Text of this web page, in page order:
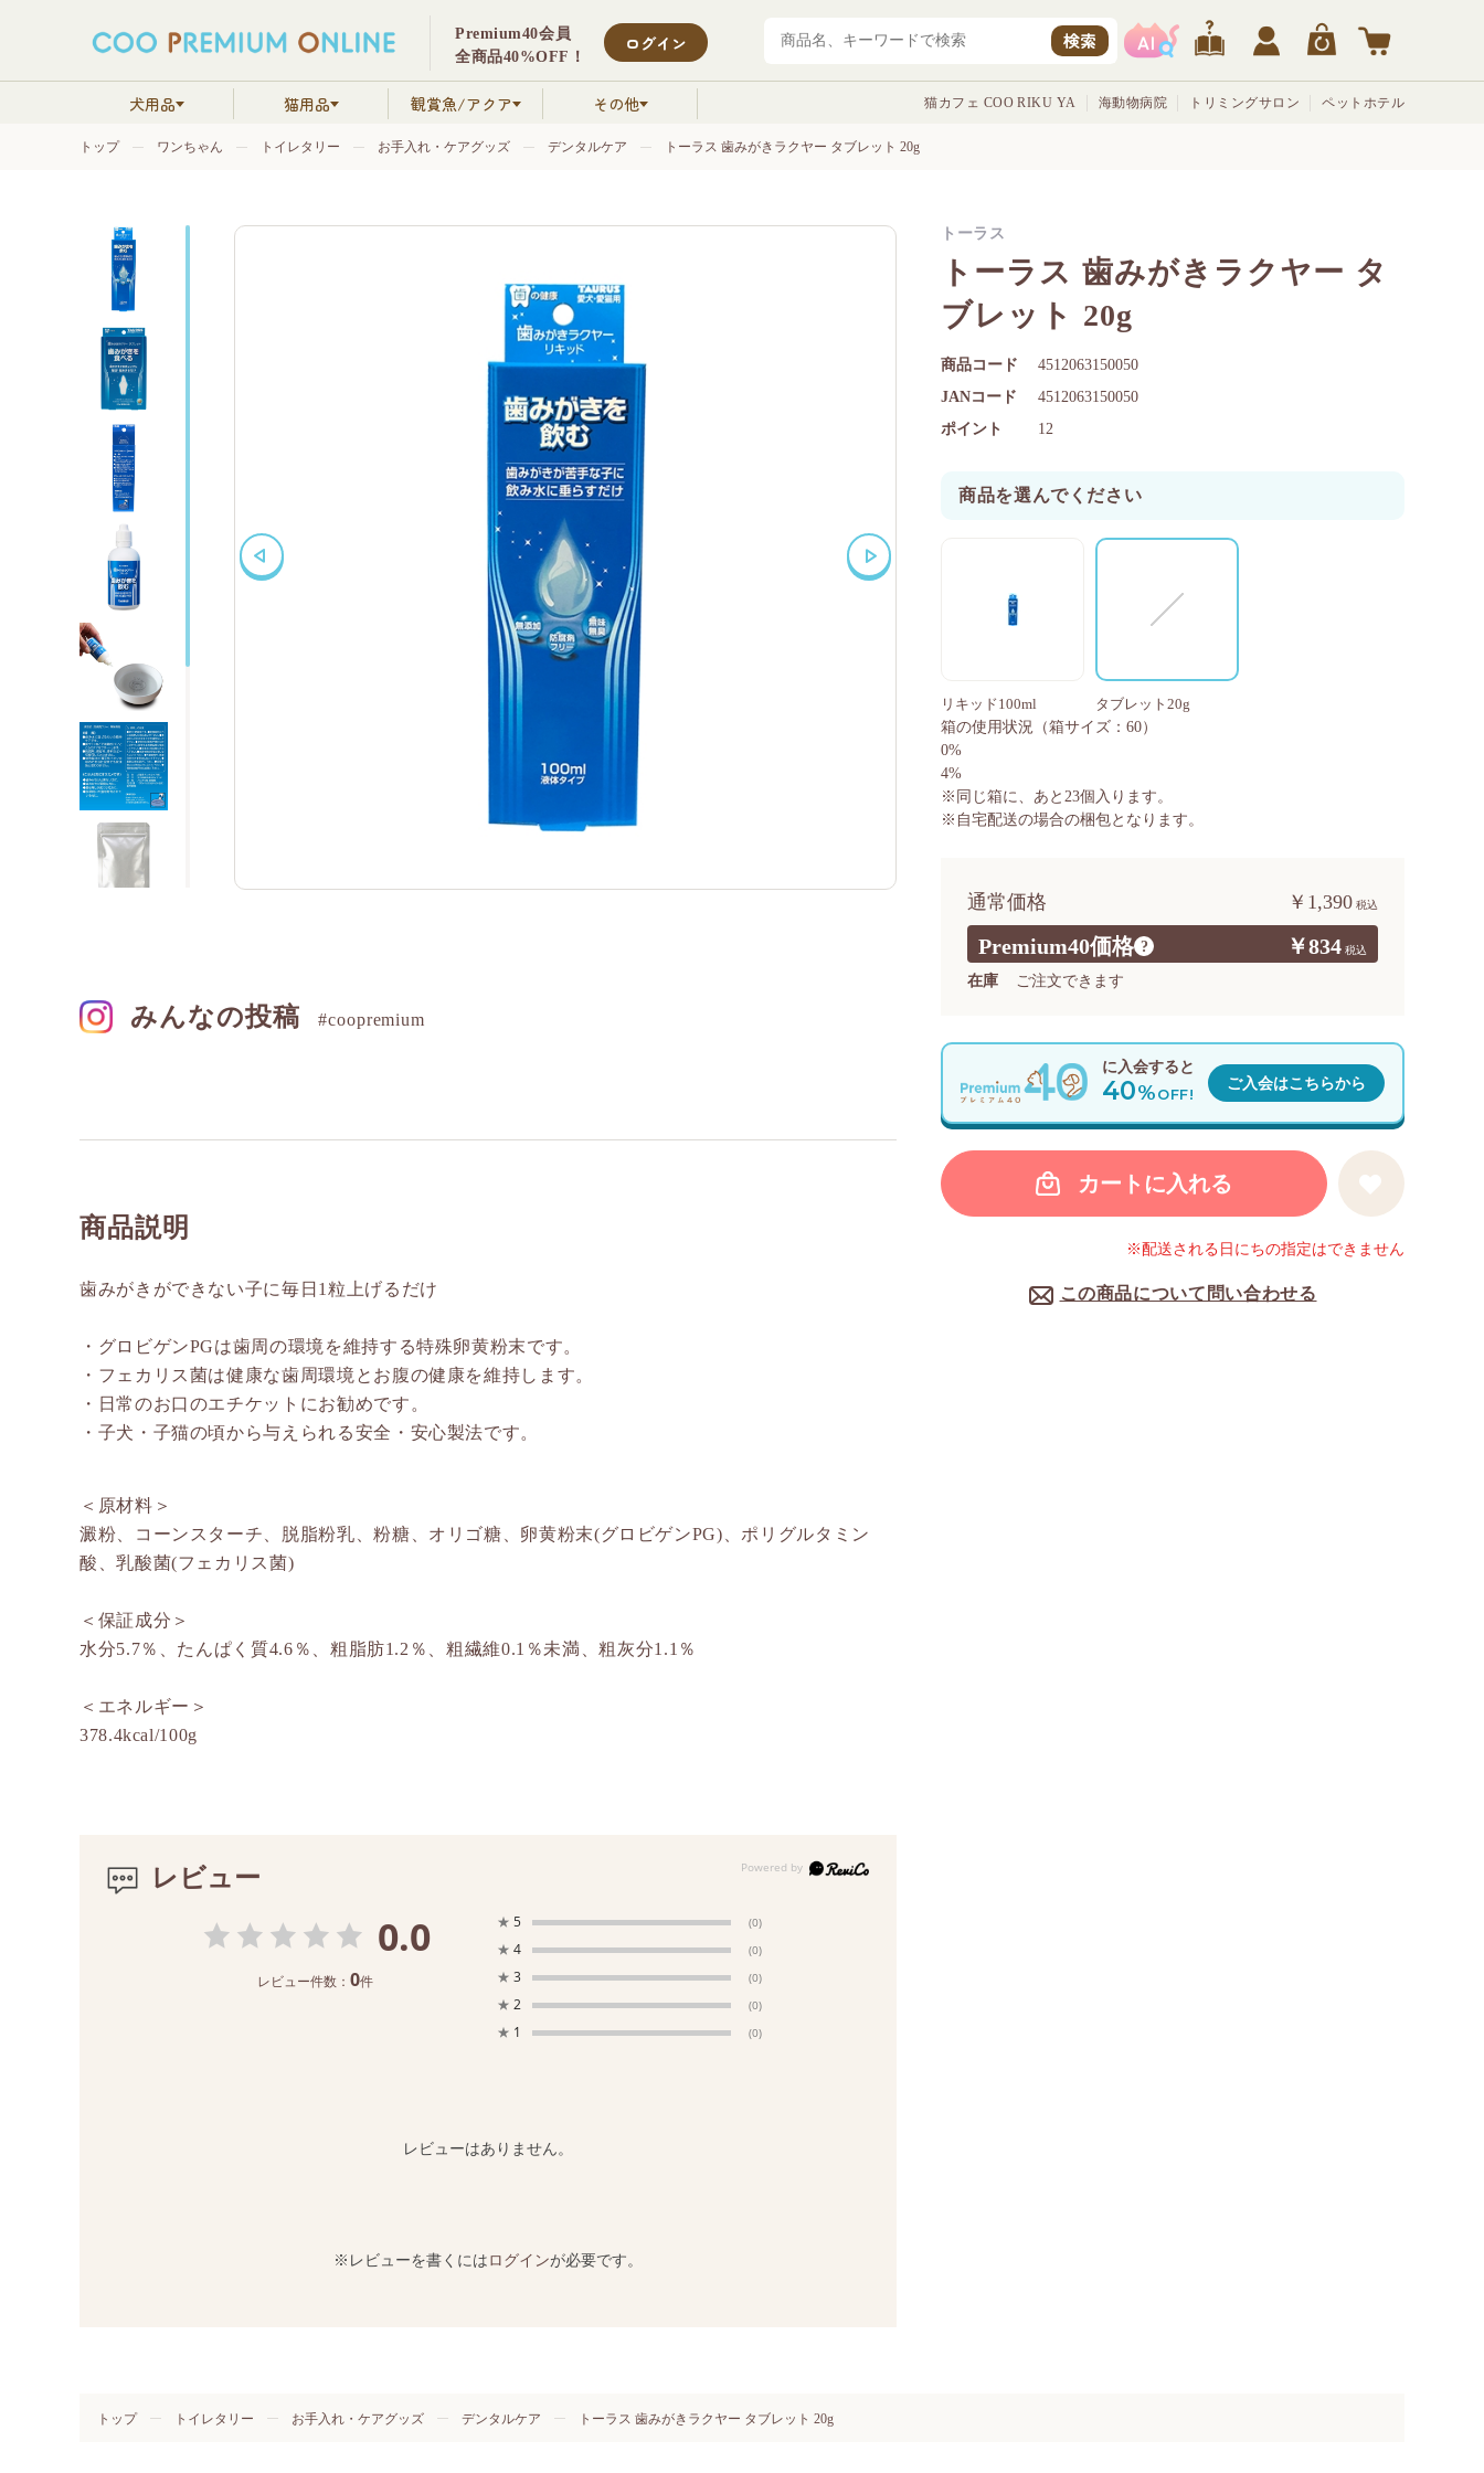
Premium40会員
全商品40%OFF！
ログイン 検索
犬用品 猫用品 観賞魚/アクア その他 猫カフェ COO RIKU YA 海動物病院 トリミングサロン ペットホテル
トップ ワンちゃん トイレタリー お手入れ・ケアグッズ デンタルケア トーラス 歯みがきラクヤー タブレット 20g
みんなの投稿 #coopremium
商品説明
歯みがきができない子に毎日1粒上げるだけ
・グロビゲンPGは歯周の環境を維持する特殊卵黄粉末です。
・フェカリス菌は健康な歯周環境とお腹の健康を維持します。
・日常のお口のエチケットにお勧めです。
・子犬・子猫の頃から与えられる安全・安心製法です。
＜原材料＞
澱粉、コーンスターチ、脱脂粉乳、粉糖、オリゴ糖、卵黄粉末(グロビゲンPG)、ポリグルタミン
酸、乳酸菌(フェカリス菌)
＜保証成分＞
水分5.7％、たんぱく質4.6％、粗脂肪1.2％、粗繊維0.1％未満、粗灰分1.1％
＜エネルギー＞
378.4kcal/100g
レビュー
0.0
レビュー件数： 0件
★ 5 (0)
★ 4 (0)
★ 3 (0)
★ 2 (0)
★ 1 (0)
レビューはありません。
※レビューを書くにはログインが必要です。
トーラス 歯みがきラクヤー タ
ブレット 20g
Premium40価格 ? ￥834
通常価格 ￥1,390
在庫 ご注文できます
商品コード 4512063150050
ポイント 12
JANコード 4512063150050
商品を選んでください
リキッド100ml タブレット20g
カートに入れる
この商品について問い合わせる
箱の使用状況 （箱サイズ：60）
0%
4%
※同じ箱に、あと 23個入ります。
※自宅配送の場合の梱包となります。
トーラス
※配送される日にちの指定はできません
に入会すると
40%OFF!
ご入会はこちらから
トップ トイレタリー お手入れ・ケアグッズ デンタルケア トーラス 歯みがきラクヤー タブレット 20g